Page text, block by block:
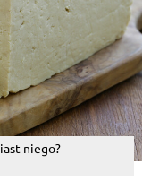
niego?